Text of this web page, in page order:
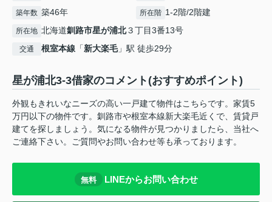
築年数 築46年 所在階 1-2階/2階建
所在地 北海道釧路市星が浦北３丁目3番13号
交通 根室本線 「新大楽毛」駅 徒歩29分
星が浦北3-3借家のコメント(おすすめポイント)
外観もきれいなニーズの高い一戸建て物件はこちらです。家賃5
万円以下の物件です。釧路市や根室本線新大楽毛近くで、賃貸戸
建てを探しましょう。気になる物件が見つかりましたら、当社へ
ご連絡下さい。ご質問やお問い合わせ等も承っております。
無料 LINEからお問い合わせ